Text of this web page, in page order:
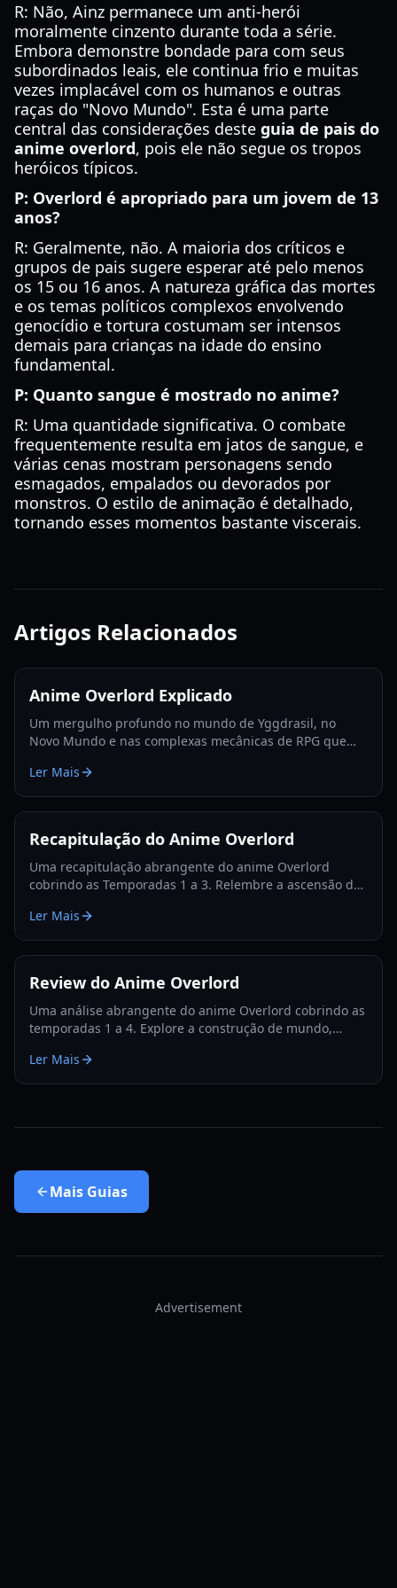
R: Não, Ainz permanece um anti-herói
moralmente cinzento durante toda a série.
Embora demonstre bondade para com seus
subordinados leais, ele continua frio e muitas
vezes implacável com os humanos e outras
raças do "Novo Mundo". Esta é uma parte
central das considerações deste guia de pais do
anime overlord, pois ele não segue os tropos
heróicos típicos.
P: Overlord é apropriado para um jovem de 13
anos?
R: Geralmente, não. A maioria dos críticos e
grupos de pais sugere esperar até pelo menos
os 15 ou 16 anos. A natureza gráfica das mortes
e os temas políticos complexos envolvendo
genocídio e tortura costumam ser intensos
demais para crianças na idade do ensino
fundamental.
P: Quanto sangue é mostrado no anime?
R: Uma quantidade significativa. O combate
frequentemente resulta em jatos de sangue, e
várias cenas mostram personagens sendo
esmagados, empalados ou devorados por
monstros. O estilo de animação é detalhado,
tornando esses momentos bastante viscerais.
Artigos Relacionados
Anime Overlord Explicado
Um mergulho profundo no mundo de Yggdrasil, no
Novo Mundo e nas complexas mecânicas de RPG que
2026.
Ler Mais
Recapitulação do Anime Overlord
Uma recapitulação abrangente do anime Overlord
cobrindo as Temporadas 1 a 3. Relembre a ascensão de
guia definitivo.
Ler Mais
Review do Anime Overlord
Uma análise abrangente do anime Overlord cobrindo as
temporadas 1 a 4. Explore a construção de mundo,
produção deste icônico isekai de fantasia sombria.
Ler Mais
Mais Guias
Advertisement